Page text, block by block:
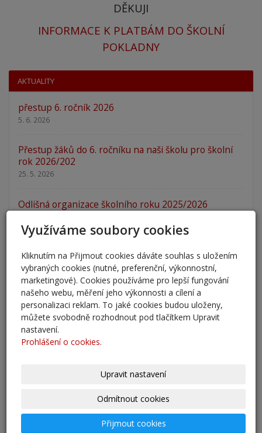
DĚKUJI
INFORMACE K PLATBÁM DO ŠKOLNÍ
POKLADNY
AKTUALITY
přestup 6. ročník 2026
5. 6. 2026
Přestup žáků do 6. ročníku na naši školu pro školní
rok 2026/202
25. 5. 2026
Odlišná organizace školního roku 2025/2026
23. 2. 2026
Zápis 2026
14. 1. 2026
Nový školní rok - informace
31. 8. 2025
Adaptační kurzy
Využíváme soubory cookies
Kliknutím na Přijmout cookies dáváte souhlas s uložením
vybraných cookies (nutné, preferenční, výkonnostní,
marketingové). Cookies používáme pro lepší fungování
našeho webu, měření jeho výkonnosti a cílení a
personalizaci reklam. To jaké cookies budou uloženy,
můžete svobodně rozhodnout pod tlačítkem Upravit
nastavení.
Prohlášení o cookies.
Upravit nastavení
Odmítnout cookies
Přijmout cookies